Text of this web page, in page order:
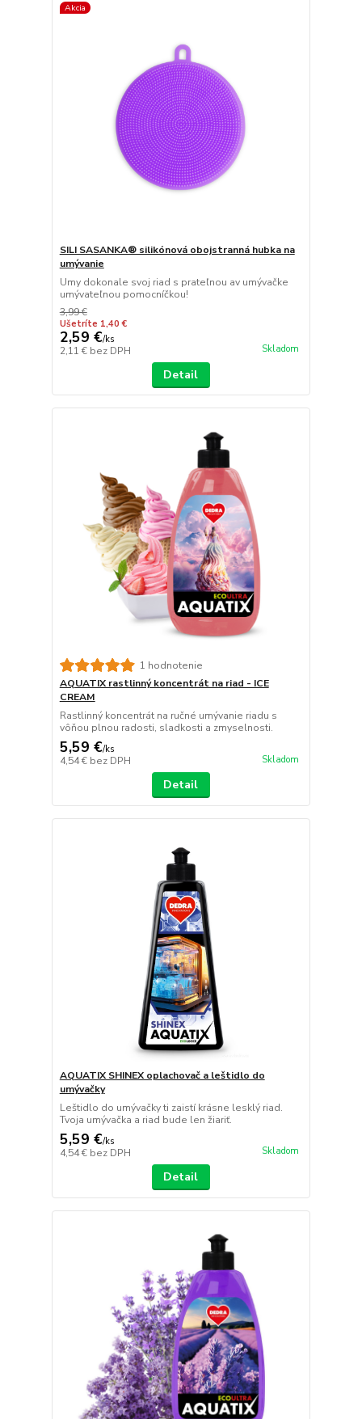
Akcia
SILI SASANKA® silikónová obojstranná hubka na
umývanie
Umy dokonale svoj riad s prateľnou av umývačke
umývateľnou pomocníčkou!
3,99 €
Ušetríte 1,40 €
2,59 €/ks
2,11 € bez DPH Skladom
Detail
1 hodnotenie
AQUATIX rastlinný koncentrát na riad - ICE
CREAM
Rastlinný koncentrát na ručné umývanie riadu s
vôňou plnou radosti, sladkosti a zmyselnosti.
5,59 €/ks
4,54 € bez DPH Skladom
Detail
AQUATIX SHINEX oplachovač a leštidlo do
umývačky
Leštidlo do umývačky ti zaistí krásne lesklý riad.
Tvoja umývačka a riad bude len žiariť.
5,59 €/ks
4,54 € bez DPH Skladom
Detail